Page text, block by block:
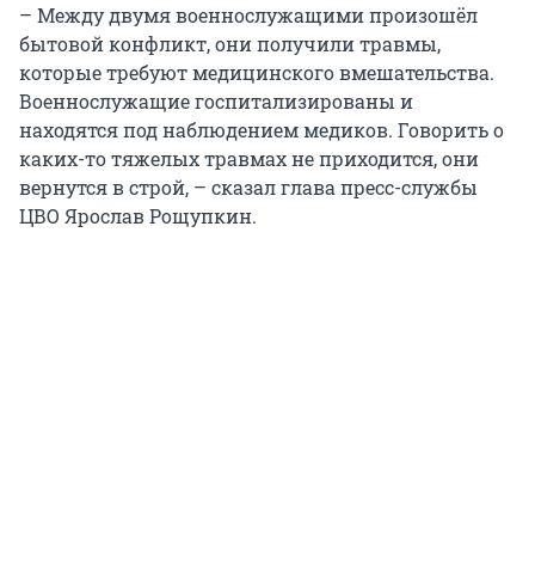
– Между двумя военнослужащими произошёл
бытовой конфликт, они получили травмы,
которые требуют медицинского вмешательства.
Военнослужащие госпитализированы и
находятся под наблюдением медиков. Говорить о
каких-то тяжелых травмах не приходится, они
вернутся в строй, – сказал глава пресс-службы
ЦВО Ярослав Рощупкин.